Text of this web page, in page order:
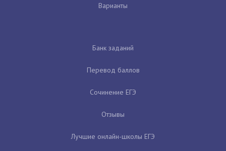
Варианты
Банк заданий
Перевод баллов
Сочинение ЕГЭ
Отзывы
Лучшие онлайн-школы ЕГЭ